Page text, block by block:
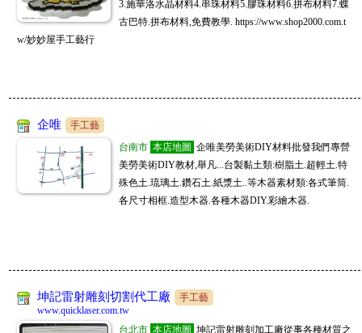
3.施華洛水晶材料4.串珠材料5.膠珠材料6.拼布材料7.蝶
古巴特.拼布材料,免費教學. https://www.shop2000.com.t
w/妙妙屋手工藝行
企唯
手工藝
台南市 本店地圖 企唯美勞美術DIY材料批發我們專營
美勞美術DIY教材,舉凡...台製黏土類:樹脂土.超輕土.特
殊色土.琉璃土.鑽石土.紙漿土..等木器素材類:各式筆筒.
各尺寸相框.造型木器.各種木器DIY.彩繪木器.
坤記雷射雕刻切割代工廠
手工藝
www.quicklaser.com.tw
台北市 本店地圖 坤記雷射雕刻加工廠從事各種材質之